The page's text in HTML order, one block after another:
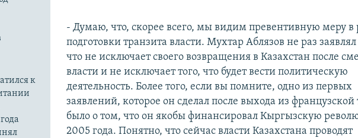
к
- Думаю, что, скорее всего, мы видим превентивную меру в
подготовки транзита власти. Мухтар Аблязов не раз
что не исключает своего возвращения в Казахстан после
власти и не исключает того, что будет вести политическую
деятельность. Более того, если вы помните, одно из первых
заявлений, которое он сделал после выхода из
было о том, что он якобы финансировал Кыргызскую
2005 года. Понятно, что сейчас власти Казахстана проводят